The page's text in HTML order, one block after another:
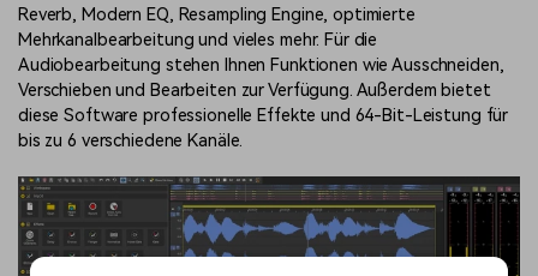
Reverb, Modern EQ, Resampling Engine, optimierte
Mehrkanalbearbeitung und vieles mehr. Für die
Audiobearbeitung stehen Ihnen Funktionen wie Ausschneiden,
Verschieben und Bearbeiten zur Verfügung. Außerdem bietet
diese Software professionelle Effekte und 64-Bit-Leistung für
bis zu 6 verschiedene Kanäle.